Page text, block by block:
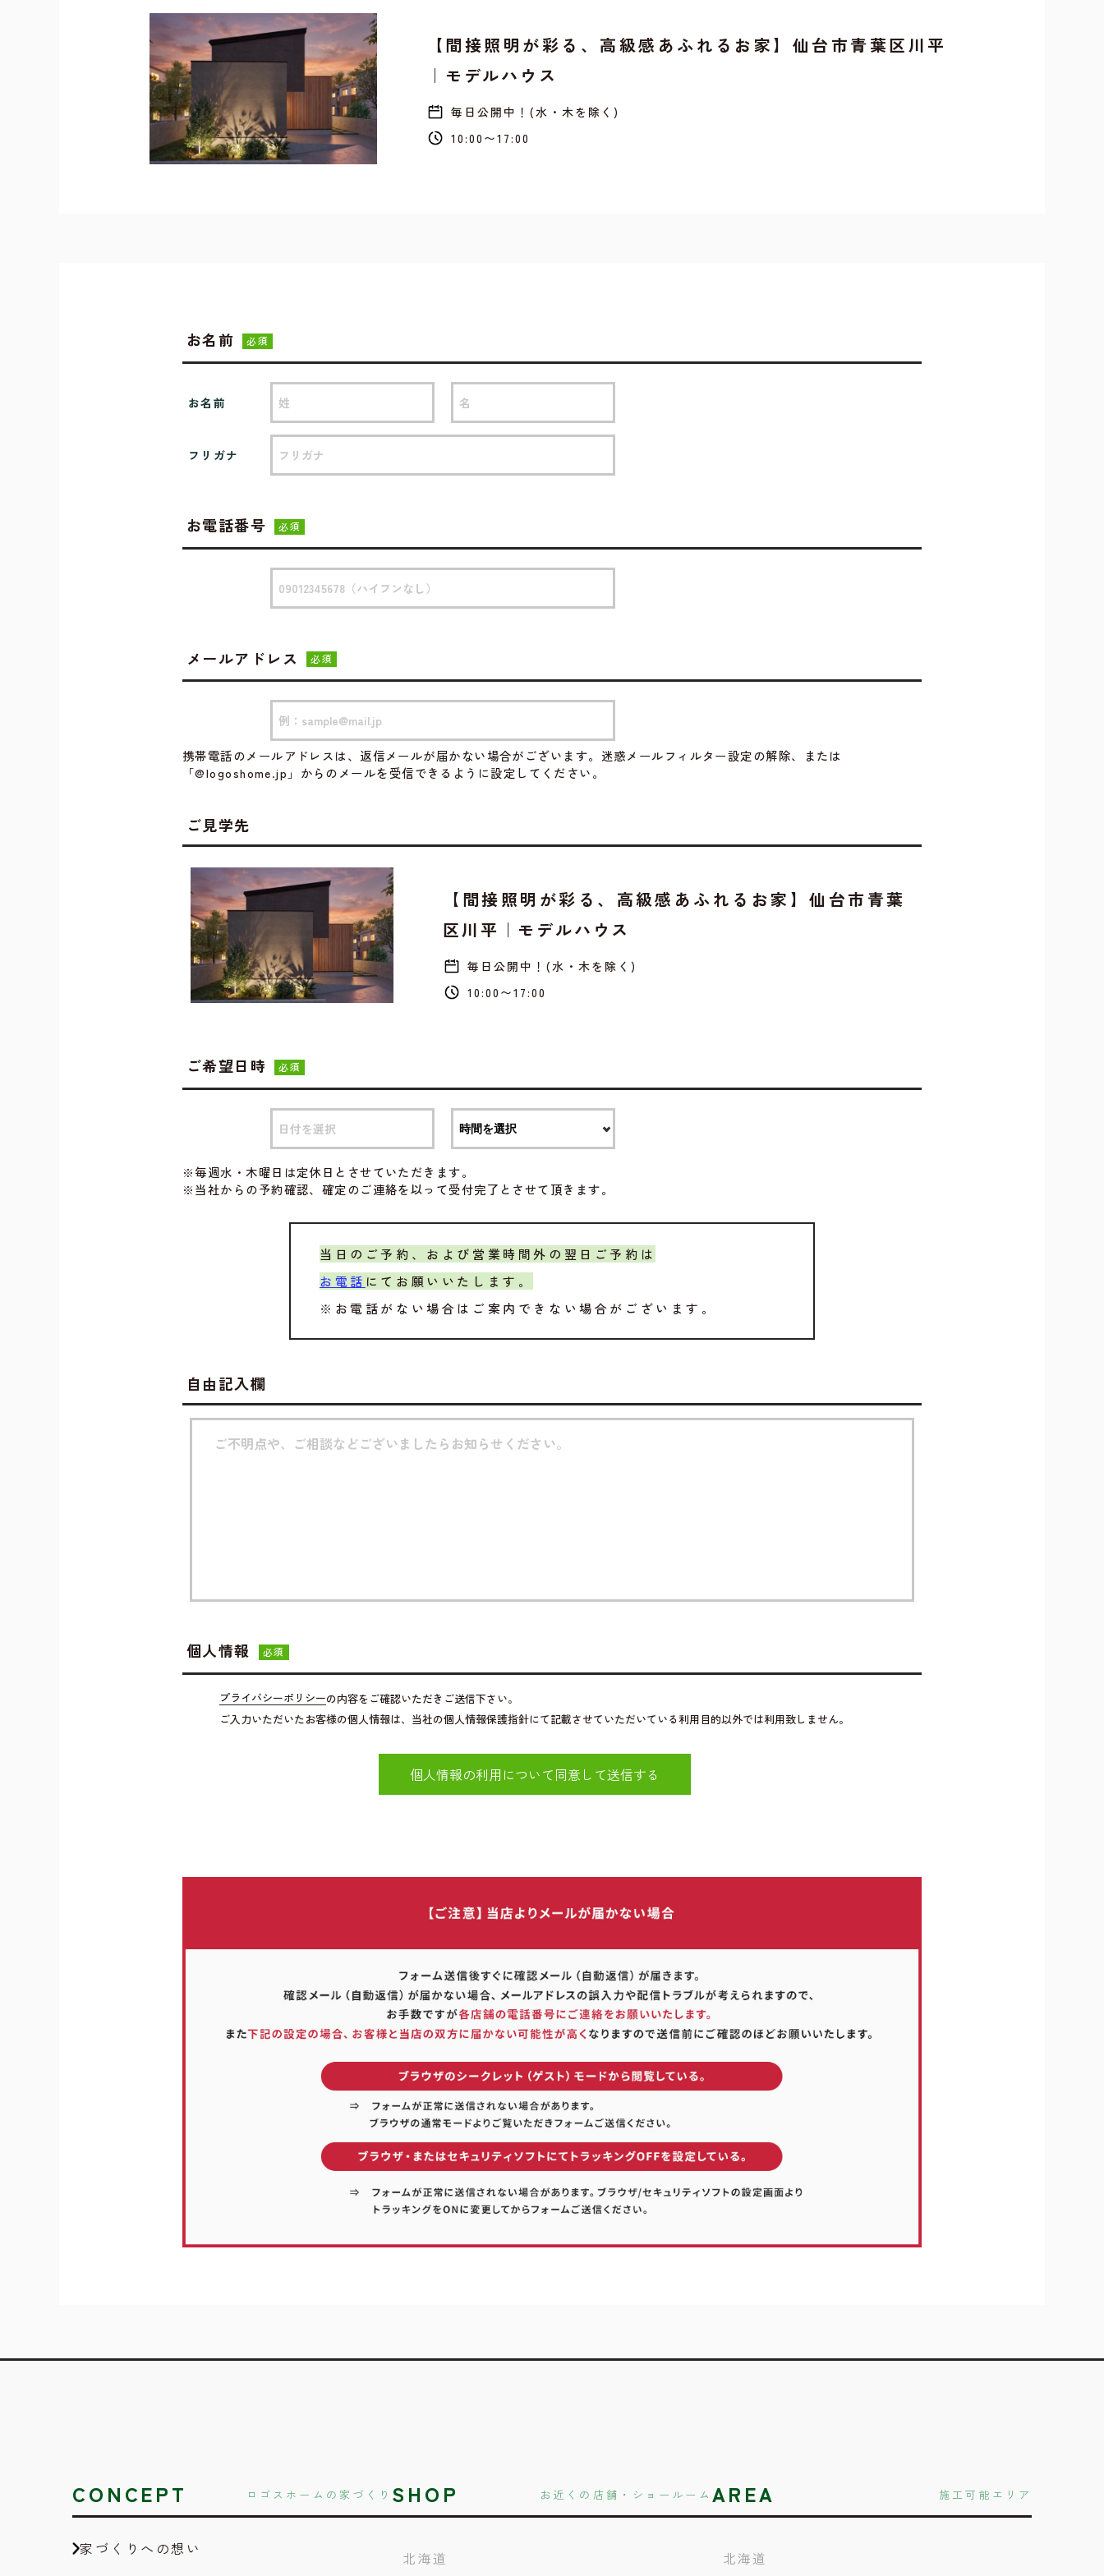
【間接照明が彩る、高級感あふれるお家】仙台市青葉区川平
｜モデルハウス
毎日公開中！(水・木を除く)
10:00〜17:00
お名前 必須
お名前
フリガナ
お電話番号 必須
メールアドレス 必須
携帯電話のメールアドレスは、返信メールが届かない場合がございます。迷惑メールフィルター設定の解除、または
「@logoshome.jp」からのメールを受信できるように設定してください。
ご見学先
【間接照明が彩る、高級感あふれるお家】仙台市青葉
区川平｜モデルハウス
毎日公開中！(水・木を除く)
10:00〜17:00
ご希望日時 必須
※毎週水・木曜日は定休日とさせていただきます。
※当社からの予約確認、確定のご連絡を以って受付完了とさせて頂きます。
当日のご予約、および営業時間外の翌日ご予約は
お電話 にてお願いいたします。
※お電話がない場合はご案内できない場合がございます。
自由記入欄
個人情報 必須
プライバシーポリシーの内容をご確認いただきご送信下さい。
ご入力いただいたお客様の個人情報は、当社の個人情報保護指針にて記載させていただいている利用目的以外では利用致しません。
CONCEPT ロゴスホームの家づくり
家づくりへの想い
SHOP お近くの店舗・ショールーム
北海道
AREA 施工可能エリア
北海道